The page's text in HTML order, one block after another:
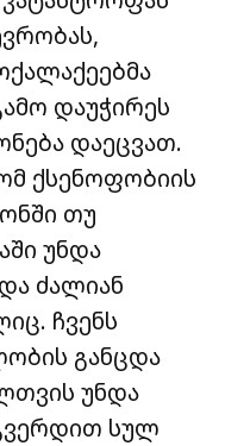
დაუჭირეს
დაეცვათ.
ქსენოფობიის
თუ
უნდა
ძალიან
ჩვენს
განცდა
უნდა
სულ